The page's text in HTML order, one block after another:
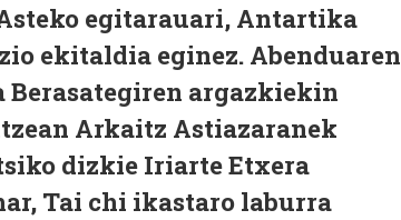
egitarauari, Antartika
ekitaldia eginez. Abenduaren
Berasategiren argazkiekin
Arkaitz Astiazaranek
dizkie Iriarte Etxera
Tai chi ikastaro laburra